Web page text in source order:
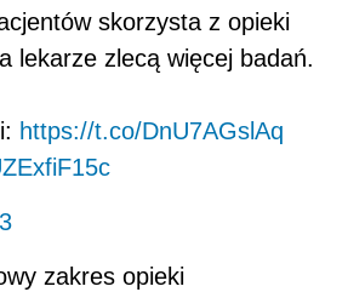
skorzysta z opieki
lekarze zlecą więcej badań.
https://t.co/DnU7AGslAq
zakres opieki